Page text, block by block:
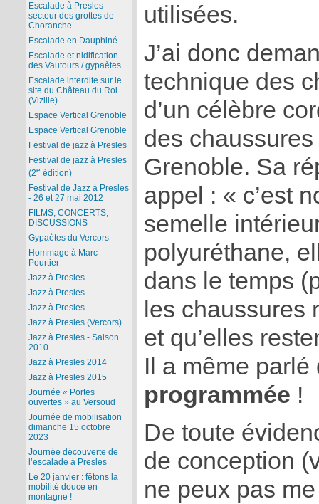
utilisées.
J’ai donc
technique des
d’un célèbre
des
Grenoble. Sa
appel : « c’est
semelle
polyuréthane,
dans le temps
les chaussures
et qu’elles
Il a même parlé
programmée !
De toute
de conception
ne peux pas
Escalade à Presles -
secteur des grottes de
Choranche
Escalade en Dauphiné
Escalade et nidification
des Vautours / gypaètes
Escalade interdite sur le
site du Château du Roi
(Vizille)
Espace Vertical Grenoble
Espace Vertical Grenoble
Festival de jazz à Presles
Festival de jazz à Presles
(2e édition)
Festival de Jazz à Presles
- 26 et 27 mai 2012
FILMS, CONCERTS,
DISCUSSIONS
Gypaètes du Vercors
Hommage à Marc
Pourtier
Jazz à Presles
Jazz à Presles
Jazz à Presles
Jazz à Presles (Vercors)
Jazz à Presles - Saison
2010
Jazz à Presles 2014
Jazz à Presles 2015
Journée « Portes
ouvertes » au Versoud
Journée de mobilisation
dimanche 15 octobre
2023
Journée découverte de
l’escalade à Presles
Le 20 janvier : fêtons la
mobilité douce en
montagne !